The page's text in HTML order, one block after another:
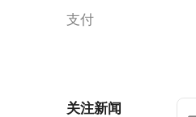
支付
关注新闻